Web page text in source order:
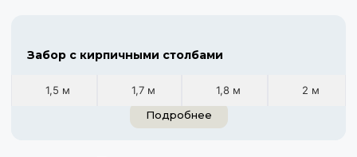
Забор с кирпичными столбами
1,5 м 1,7 м 1,8 м
2 м
Подробнее